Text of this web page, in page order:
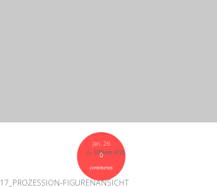
Jan. 26
0
comments
bySTEFAN ATZL
17_PROZESSION-FIGURENANSICHT